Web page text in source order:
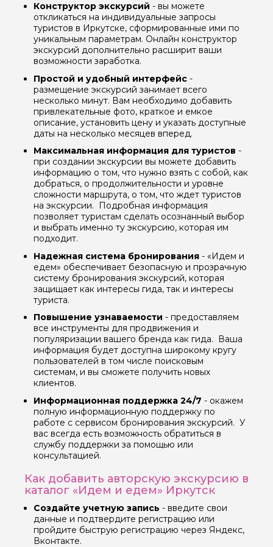
Конструктор экскурсий - вы можете
откликаться на индивидуальные запросы
туристов в Иркутске, сформированные ими по
уникальным параметрам. Онлайн конструктор
экскурсий дополнительно расширит ваши
возможности заработка.
Простой и удобный интерфейс -
размещение экскурсий занимает всего
несколько минут. Вам необходимо добавить
привлекательные фото, краткое и емкое
описание, установить цену и указать доступные
даты на несколько месяцев вперед.
Максимальная информация для туристов -
при создании экскурсии вы можете добавить
информацию о том, что нужно взять с собой, как
добраться, о продолжительности и уровне
сложности маршрута, о том, что ждет туристов
на экскурсии. Подробная информация
позволяет туристам сделать осознанный выбор
и выбрать именно ту экскурсию, которая им
подходит.
Надежная система бронирования - «Идем и
едем» обеспечивает безопасную и прозрачную
систему бронирования экскурсий, которая
защищает как интересы гида, так и интересы
туриста.
Повышение узнаваемости - предоставляем
все инструменты для продвижения и
популяризации вашего бренда как гида. Ваша
информация будет доступна широкому кругу
пользователей в том числе поисковым
системам, и вы сможете получить новых
клиентов.
Информационная поддержка 24/7 - окажем
полную информационную поддержку по
работе с сервисом бронирования экскурсий. У
вас всегда есть возможность обратиться в
службу поддержки за помощью или
консультацией.
Как добавить авторскую экскурсию в
каталог «Идем и едем» Иркутск
Создайте учетную запись - введите свои
данные и подтвердите регистрацию или
пройдите быструю регистрацию через Яндекс,
Вконтакте.